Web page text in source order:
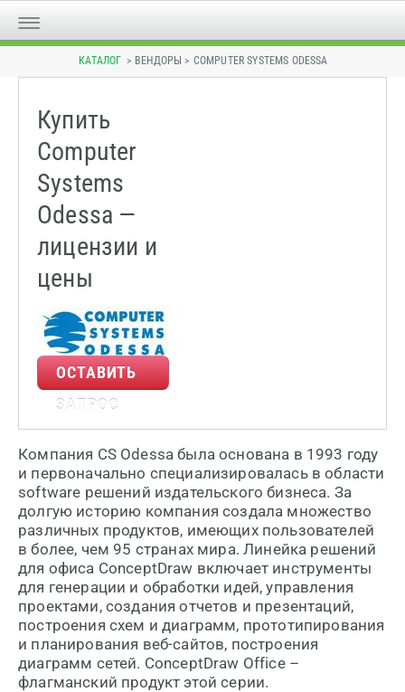
КАТАЛОГ > ВЕНДОРЫ > COMPUTER SYSTEMS ODESSA
Купить
Computer
Systems
Odessa —
лицензии и
цены
ОСТАВИТЬ
ЗАПРОС
Компания CS Odessa была основана в 1993 году
и первоначально специализировалась в области
software решений издательского бизнеса. За
долгую историю компания создала множество
различных продуктов, имеющих пользователей
в более, чем 95 странах мира. Линейка решений
для офиса ConceptDraw включает инструменты
для генерации и обработки идей, управления
проектами, создания отчетов и презентаций,
построения схем и диаграмм, прототипирования
и планирования веб-сайтов, построения
диаграмм сетей. ConceptDraw Office –
флагманский продукт этой серии.